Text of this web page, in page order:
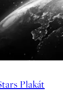
Plakát